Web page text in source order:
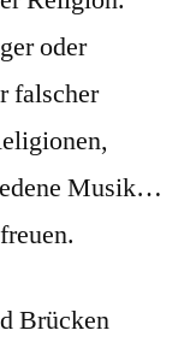
oder
falscher
Musik…
Brücken